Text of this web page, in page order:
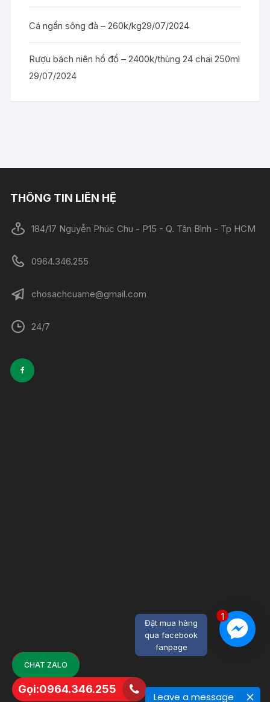
Leave a message
1
Đặt mua hàng
qua facebook
fanpage
Cá ngần sông đà – 260k/kg29/07/2024
Rượu bách niên hồ đồ – 2400k/thùng 24 chai 250ml
29/07/2024
THÔNG TIN LIÊN HỆ
184/17 Nguyễn Phúc Chu - P15 - Q. Tân Bình - Tp HCM
0964.346.255
chosachcuame@gmail.com
24/7
CHAT ZALO
Gọi:0964.346.255